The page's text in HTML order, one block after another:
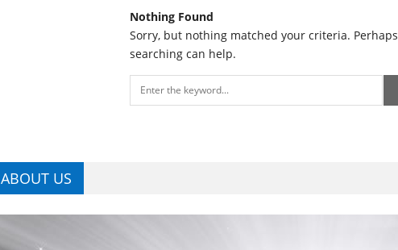
Nothing Found
Sorry, but nothing matched your criteria. Perhaps
searching can help.
ABOUT US